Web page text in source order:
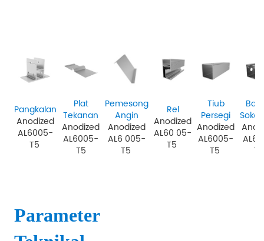
Pangkalan
Anodized
AL6005-
T5
Plat
Tekanan
Anodized
AL6005-
T5
Pemesong
Angin
Anodized
AL6 005-
T5
Rel
Anodized
AL60 05-
T5
Tiub
Persegi
Anodized
AL6005-
T5
Parameter